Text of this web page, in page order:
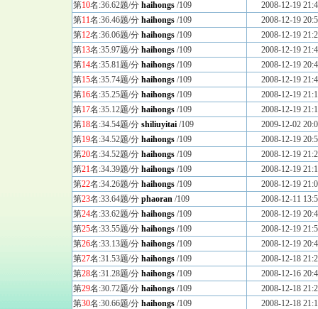
第10名:36.62题/分 haihongs /109
2008-12-19
第11名:36.46题/分 haihongs /109
2008-12-19
第12名:36.06题/分 haihongs /109
2008-12-19
第13名:35.97题/分 haihongs /109
2008-12-19
第14名:35.81题/分 haihongs /109
2008-12-19
第15名:35.74题/分 haihongs /109
2008-12-19
第16名:35.25题/分 haihongs /109
2008-12-19
第17名:35.12题/分 haihongs /109
2008-12-19
第18名:34.54题/分 shiliuyitai /109
2009-12-02
第19名:34.52题/分 haihongs /109
2008-12-19
第20名:34.52题/分 haihongs /109
2008-12-19
第21名:34.39题/分 haihongs /109
2008-12-19
第22名:34.26题/分 haihongs /109
2008-12-19
第23名:33.64题/分 phaoran /109
2008-12-11
第24名:33.62题/分 haihongs /109
2008-12-19
第25名:33.55题/分 haihongs /109
2008-12-19
第26名:33.13题/分 haihongs /109
2008-12-19
第27名:31.53题/分 haihongs /109
2008-12-18
第28名:31.28题/分 haihongs /109
2008-12-16
第29名:30.72题/分 haihongs /109
2008-12-18
第30名:30.66题/分 haihongs /109
2008-12-18